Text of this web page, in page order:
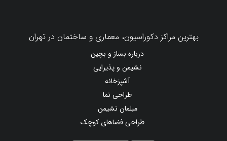
بهترین مراکز دکوراسیون، معماری و ساختمان در تهران
درباره بساز و بچین
نشیمن و پذیرایی
آشپزخانه
طراحی نما
مبلمان نشیمن
طراحی فضاهای کوچک